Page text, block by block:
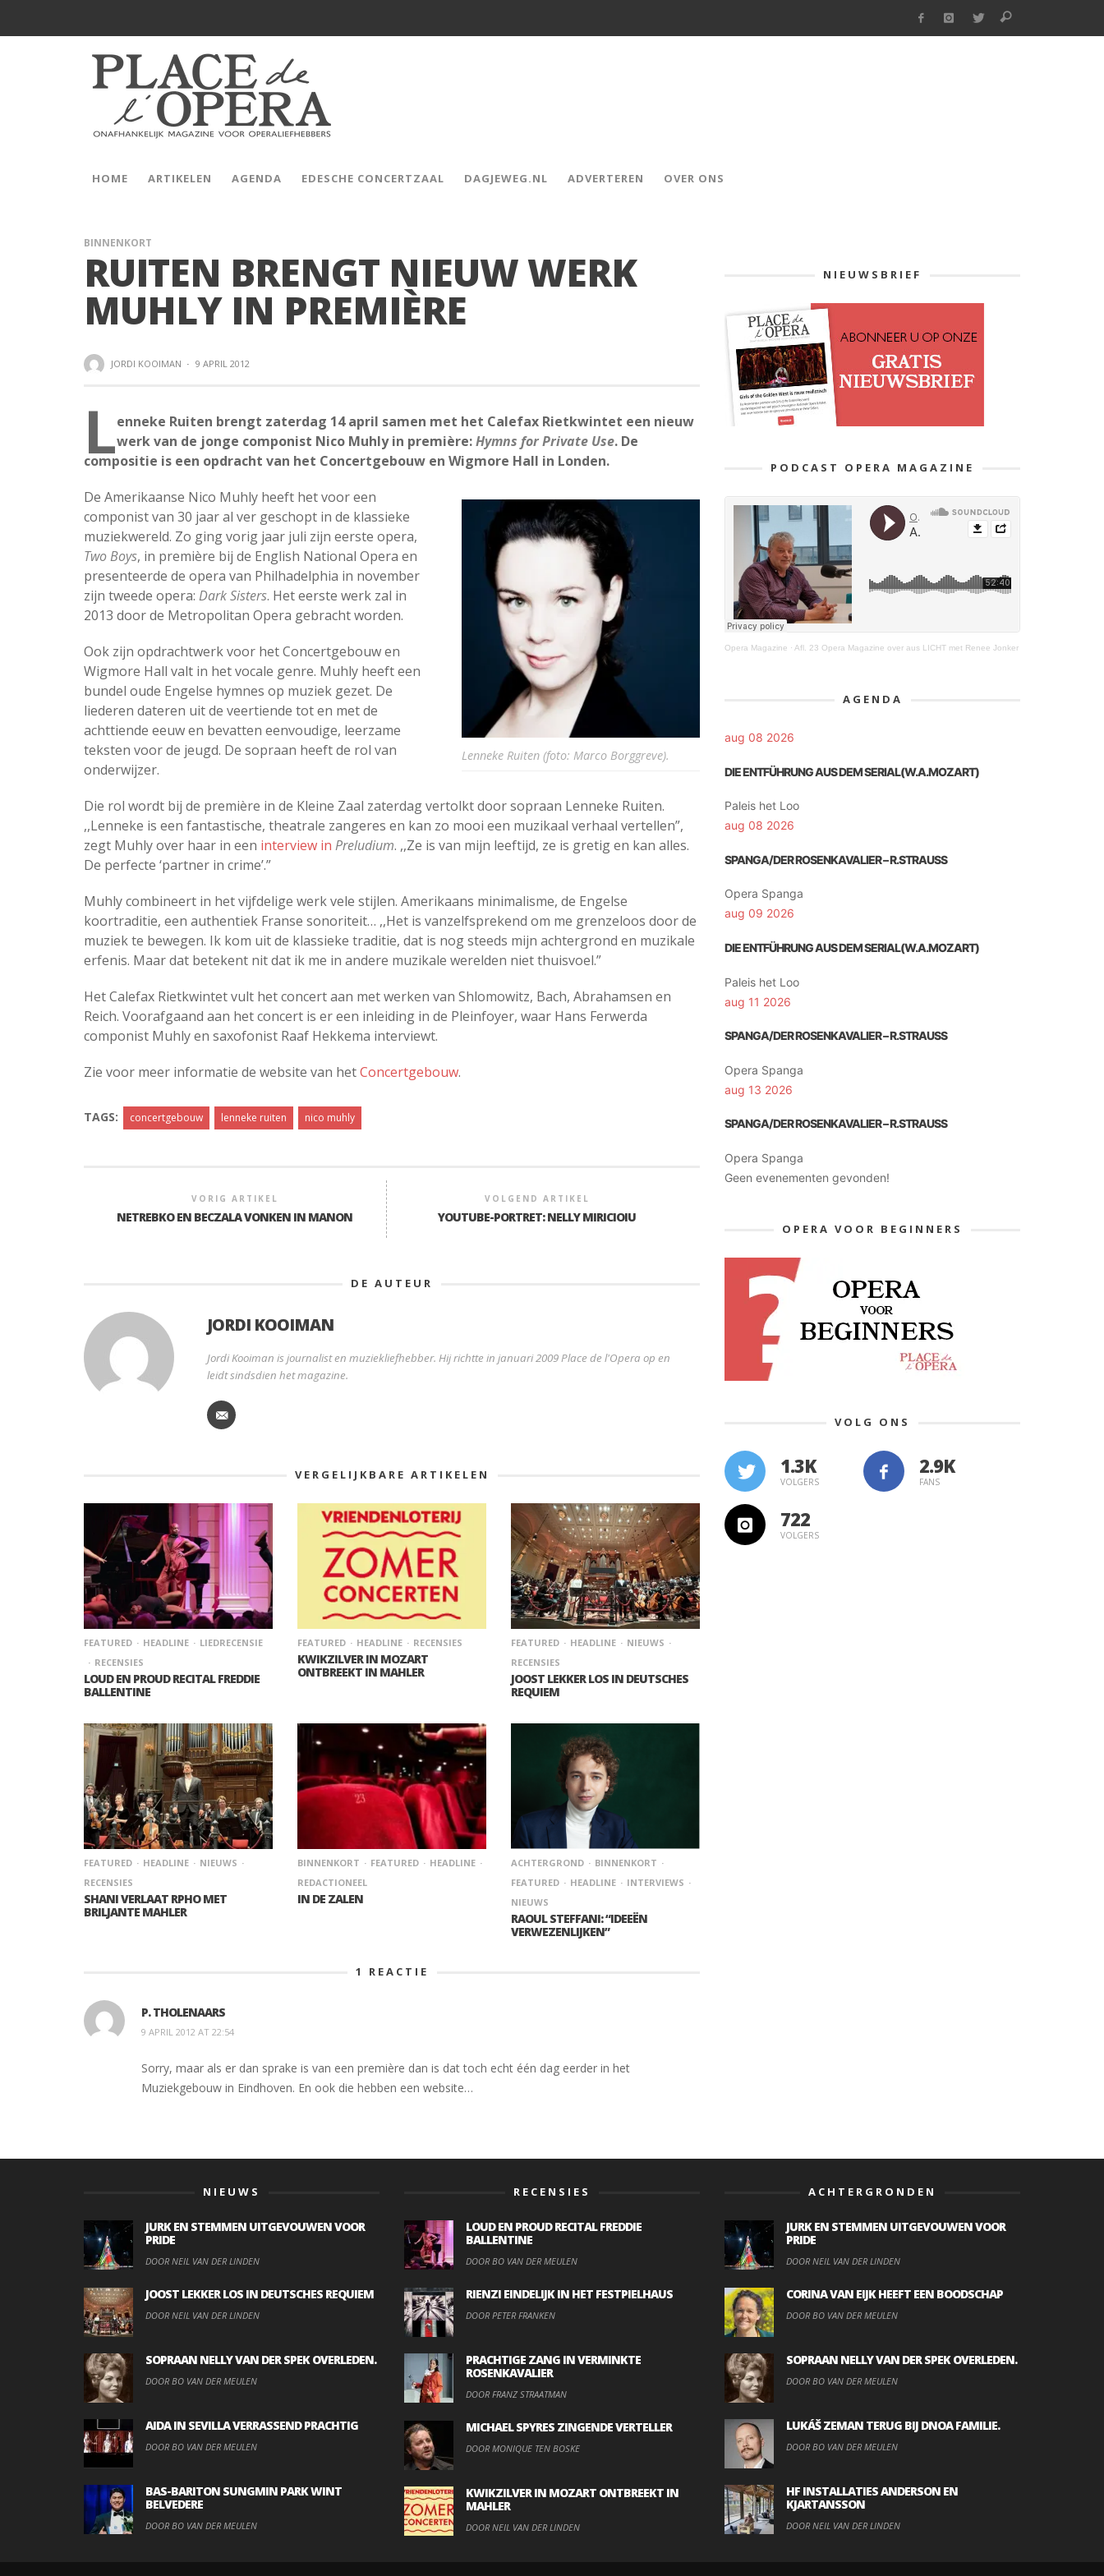
HOME ARTIKELEN AGENDA EDESCHE CONCERTZAAL DAGJEWEG.NL ADVERTEREN OVER ONS
BINNENKORT
RUITEN BRENGT NIEUW WERK
MUHLY IN PREMIÈRE
JORDI KOOIMAN · 9 APRIL 2012
Lenneke Ruiten brengt zaterdag 14 april samen met het Calefax Rietkwintet een nieuw
werk van de jonge componist Nico Muhly in première:Hymns for Private Use. De
compositie is een opdracht van het Concertgebouw en Wigmore Hall in Londen.
Lenneke Ruiten (foto: Marco Borggreve).
De Amerikaanse Nico Muhly heeft het voor een
componist van 30 jaar al ver geschopt in de klassieke
muziekwereld. Zo ging vorig jaar juli zijn eerste opera,
Two Boys, in première bij de English National Opera en
presenteerde de opera van Philhadelphia in november
zijn tweede opera: Dark Sisters. Het eerste werk zal in
2013 door de Metropolitan Opera gebracht worden.
Ook zijn opdrachtwerk voor het Concertgebouw en
Wigmore Hall valt in het vocale genre. Muhly heeft een
bundel oude Engelse hymnes op muziek gezet. De
liederen dateren uit de veertiende tot en met de
achttiende eeuw en bevatten eenvoudige, leerzame
teksten voor de jeugd. De sopraan heeft de rol van
onderwijzer.
Die rol wordt bij de première in de Kleine Zaal zaterdag vertolkt door sopraan Lenneke Ruiten.
,,Lenneke is een fantastische, theatrale zangeres en kan zo mooi een muzikaal verhaal vertellen”,
zegt Muhly over haar in een interview in Preludium. ,,Ze is van mijn leeftijd, ze is gretig en kan alles.
De perfecte ‘partner in crime’.”
Muhly combineert in het vijfdelige werk vele stijlen. Amerikaans minimalisme, de Engelse
koortraditie, een authentiek Franse sonoriteit… ,,Het is vanzelfsprekend om me grenzeloos door de
muziek te bewegen. Ik kom uit de klassieke traditie, dat is nog steeds mijn achtergrond en muzikale
erfenis. Maar dat betekent nit dat ik me in andere muzikale werelden niet thuisvoel.”
Het Calefax Rietkwintet vult het concert aan met werken van Shlomowitz, Bach, Abrahamsen en
Reich. Voorafgaand aan het concert is er een inleiding in de Pleinfoyer, waar Hans Ferwerda
componist Muhly en saxofonist Raaf Hekkema interviewt.
Zie voor meer informatie de website van hetConcertgebouw.
TAGS: concertgebouw lenneke ruiten nico muhly
VORIG ARTIKEL
NETREBKO EN BECZALA VONKEN IN MANON
VOLGEND ARTIKEL
YOUTUBE-PORTRET: NELLY MIRICIOIU
DE AUTEUR
JORDI KOOIMAN
Jordi Kooiman is journalist en muziekliefhebber. Hij richtte in januari 2009 Place de l'Opera op en
leidt sindsdien het magazine.
VERGELIJKBARE ARTIKELEN
FEATURED HEADLINE
LIEDRECENSIE
RECENSIES
LOUD EN PROUD RECITAL FREDDIE
BALLENTINE
FEATURED HEADLINE RECENSIES
KWIKZILVER IN MOZART
ONTBREEKT IN MAHLER
FEATURED HEADLINE
NIEUWS
RECENSIES
JOOST LEKKER LOS IN DEUTSCHES
REQUIEM
FEATURED HEADLINE
NIEUWS
RECENSIES
SHANI VERLAAT RPHO MET
BRILJANTE MAHLER
BINNENKORT FEATURED
HEADLINE
REDACTIONEEL
IN DE ZALEN
ACHTERGROND
BINNENKORT
FEATURED
HEADLINE
INTERVIEWS
NIEUWS
RAOUL STEFFANI: “IDEEËN
VERWEZENLIJKEN”
1 REACTIE
P. THOLENAARS
9 APRIL 2012 AT 22:54
Sorry, maar als er dan sprake is van een première dan is dat toch echt één dag eerder in het
Muziekgebouw in Eindhoven. En ook die hebben een website…
NIEUWSBRIEF
PODCAST OPERA MAGAZINE
Opera Magazine · Afl. 23 Opera Magazine over aus LICHT met Renee Jonker
AGENDA
aug 08 2026
DIE ENTFÜHRUNG AUS DEM SERIAL(W.A.MOZART)
Paleis het Loo
aug 08 2026
SPANGA/DER ROSENKAVALIER – R.STRAUSS
Opera Spanga
aug 09 2026
DIE ENTFÜHRUNG AUS DEM SERIAL(W.A.MOZART)
Paleis het Loo
aug 11 2026
SPANGA/DER ROSENKAVALIER – R.STRAUSS
Opera Spanga
aug 13 2026
SPANGA/DER ROSENKAVALIER – R.STRAUSS
Opera Spanga
Geen evenementen gevonden!
OPERA VOOR BEGINNERS
VOLG ONS
1.3K
VOLGERS FANS
722
VOLGERS
NIEUWS
JURK EN STEMMEN UITGEVOUWEN VOOR
PRIDE
DOOR NEIL VAN DER LINDEN
JOOST LEKKER LOS IN DEUTSCHES REQUIEM
DOOR NEIL VAN DER LINDEN
SOPRAAN NELLY VAN DER SPEK OVERLEDEN.
DOOR BO VAN DER MEULEN
AIDA IN SEVILLA VERRASSEND PRACHTIG
DOOR BO VAN DER MEULEN
BAS-BARITON SUNGMIN PARK WINT
BELVEDERE
DOOR BO VAN DER MEULEN
RECENSIES
LOUD EN PROUD RECITAL FREDDIE
BALLENTINE
DOOR BO VAN DER MEULEN
RIENZI EINDELIJK IN HET FESTPIELHAUS
DOOR PETER FRANKEN
PRACHTIGE ZANG IN VERMINKTE
ROSENKAVALIER
DOOR FRANZ STRAATMAN
MICHAEL SPYRES ZINGENDE VERTELLER
DOOR MONIQUE TEN BOSKE
KWIKZILVER IN MOZART ONTBREEKT IN
MAHLER
DOOR NEIL VAN DER LINDEN
ACHTERGRONDEN
JURK EN STEMMEN UITGEVOUWEN VOOR
PRIDE
DOOR NEIL VAN DER LINDEN
CORINA VAN EIJK HEEFT EEN BOODSCHAP
DOOR BO VAN DER MEULEN
SOPRAAN NELLY VAN DER SPEK OVERLEDEN.
DOOR BO VAN DER MEULEN
LUKÁŠ ZEMAN TERUG BIJ DNOA FAMILIE.
DOOR BO VAN DER MEULEN
HF INSTALLATIES ANDERSON EN
KJARTANSSON
DOOR NEIL VAN DER LINDEN